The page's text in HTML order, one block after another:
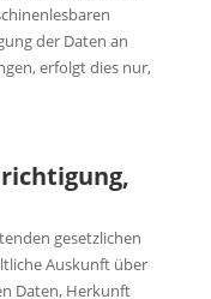
der Daten an
erfolgt dies nur,
gesetzlichen
Auskunft über
Daten, Herkunft